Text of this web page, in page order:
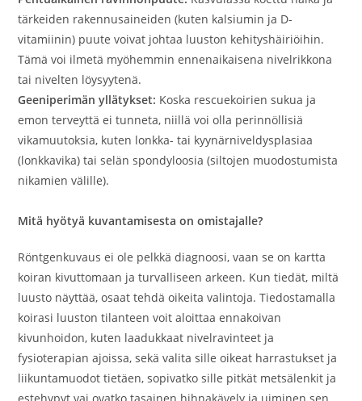
tärkeiden rakennusaineiden (kuten kalsiumin ja D-
vitamiinin) puute voivat johtaa luuston kehityshäiriöihin.
Tämä voi ilmetä myöhemmin ennenaikaisena nivelrikkona
tai nivelten löysyytenä.
Geeniperimän yllätykset: Koska rescuekoirien sukua ja
emon terveyttä ei tunneta, niillä voi olla perinnöllisiä
vikamuutoksia, kuten lonkka- tai kyynärniveldysplasiaa
(lonkkavika) tai selän spondyloosia (siltojen muodostumista
nikamien välille).
Mitä hyötyä kuvantamisesta on omistajalle?
Röntgenkuvaus ei ole pelkkä diagnoosi, vaan se on kartta
koiran kivuttomaan ja turvalliseen arkeen. Kun tiedät, miltä
luusto näyttää, osaat tehdä oikeita valintoja. Tiedostamalla
koirasi luuston tilanteen voit aloittaa ennakoivan
kivunhoidon, kuten laadukkaat nivelravinteet ja
fysioterapian ajoissa, sekä valita sille oikeat harrastukset ja
liikuntamuodot tietäen, sopivatko sille pitkät metsälenkit ja
estehypyt vai ovatko tasainen hihnakävely ja uiminen sen